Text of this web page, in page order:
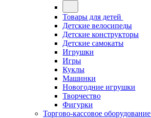
Товары для детей
Детские велосипеды
Детские конструкторы
Детские самокаты
Игрушки
Игры
Куклы
Машинки
Новогодние игрушки
Творчество
Фигурки
Торгово-кассовое оборудование